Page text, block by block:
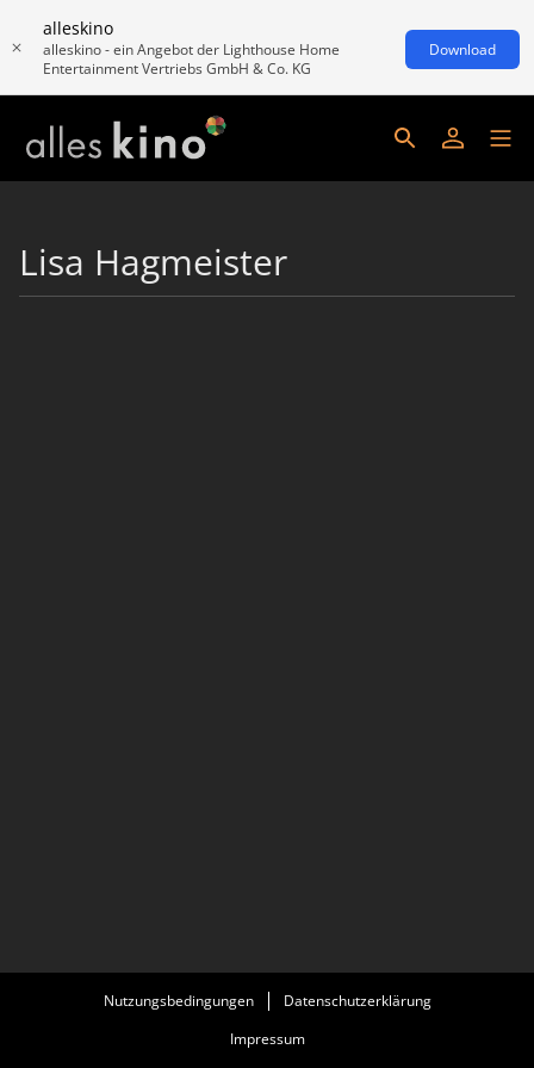
alleskino
alleskino - ein Angebot der Lighthouse Home
Entertainment Vertriebs GmbH & Co. KG
Download
Lisa Hagmeister
Nutzungsbedingungen
Datenschutzerklärung
Impressum